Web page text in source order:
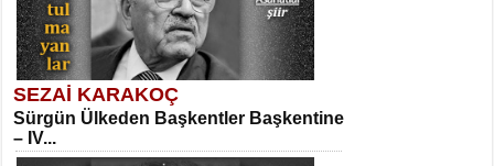
SITKI CANEY
Oruçla Devrim ve Özgürlüğe…...
Meral Yağmur
SEZAİ KARAKOÇ
Sürgün Ülkeden Başkentler Başkentine
– IV...